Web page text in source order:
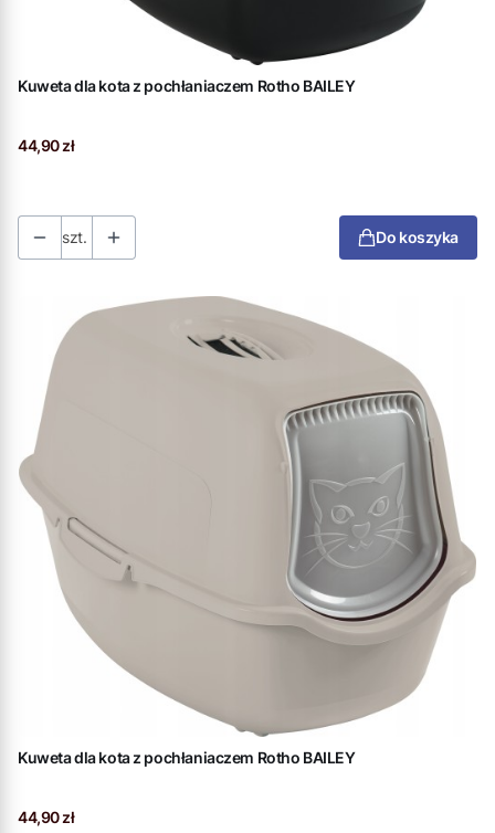
Kuweta dla kota z pochłaniaczem Rotho BAILEY
Cena
44,90 zł
szt. Do koszyka
Kuweta dla kota z pochłaniaczem Rotho BAILEY
Cena
44,90 zł